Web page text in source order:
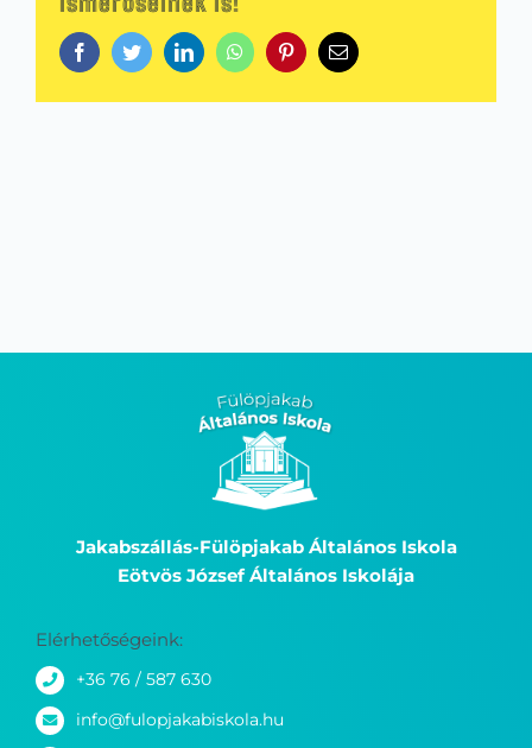
FacebookTwitterLinkedInWhatsAppPinterestEmail:
Jakabszállás-Fülöpjakab Általános Iskola
Eötvös József Általános Iskolája
Elérhetőségeink:
+36 76 / 587 630
info@fulopjakabiskola.hu